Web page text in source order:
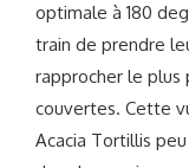
optimale à 180
train de prendre
rapprocher le plus
couvertes. Cette
Acacia Tortillis